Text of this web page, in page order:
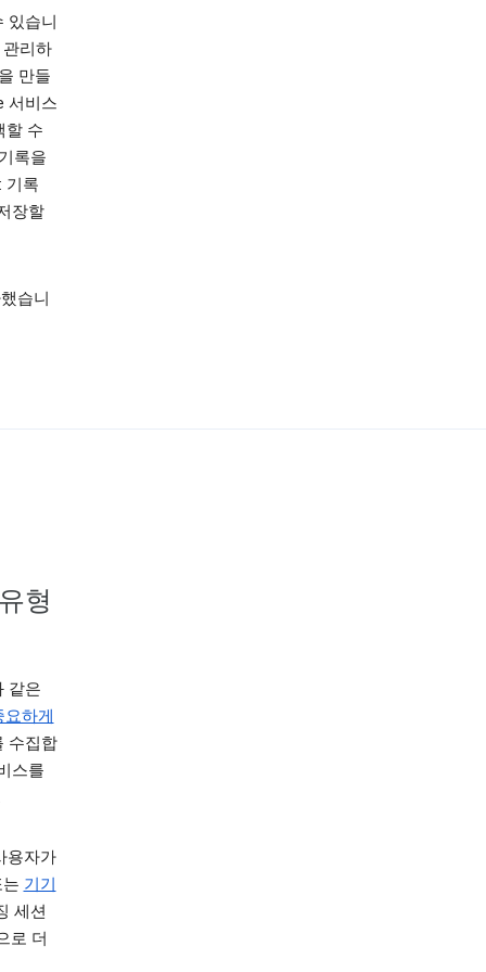
있습니
리하
만들
서비스
할 수
록을
기록
장할
습니
형
같은
하게
수집합
스를
용자가
기기
세션
로 더